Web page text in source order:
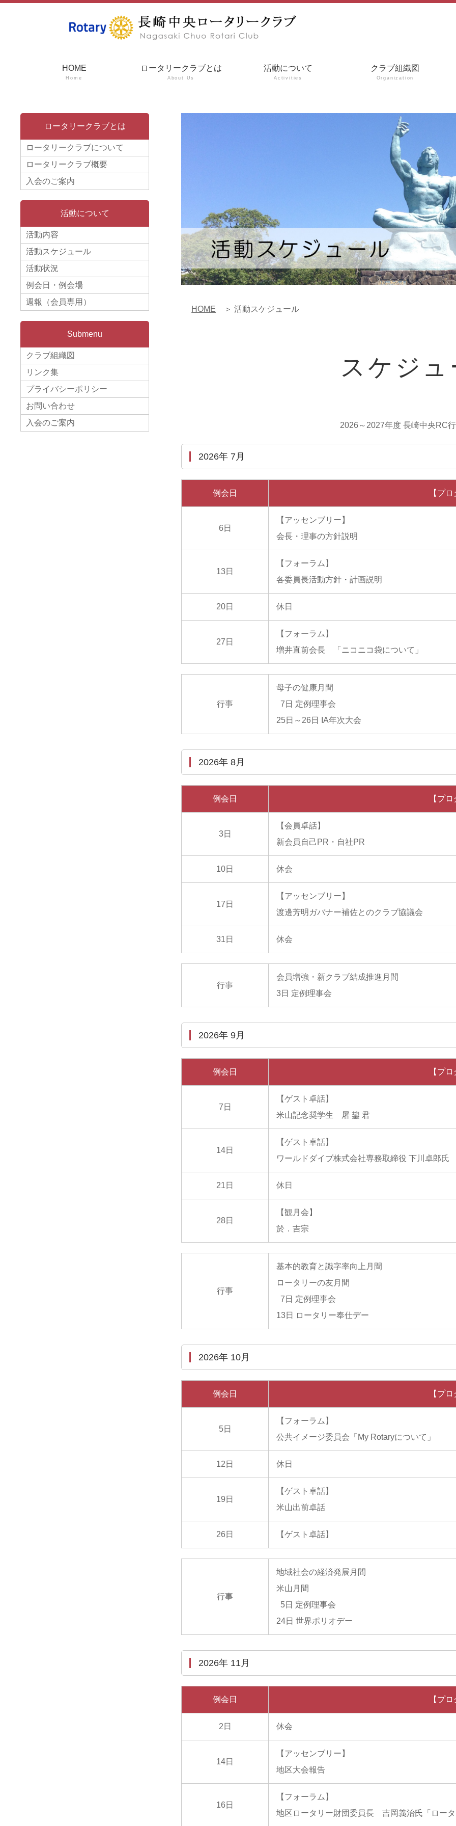
HOME
Home
ロータリークラブとは
About Us
活動について
Activities
クラブ組織図
Organization
HOME ＞ 活動スケジュール
スケジ
2026～2027年度 長崎中央RC
2026年 7月
例会日 【プ
6日
【アッセンブリー】
会長・理事の方針説明
13日
【フォーラム】
各委員長活動方針・計画説明
20日 休日
27日
【フォーラム】
増井直前会長 「ニコニコ袋について」
行事
母子の健康月間
7日 定例理事会
25日～26日 IA年次大会
2026年 8月
例会日 【プ
3日
【会員卓話】
新会員自己PR・自社PR
10日 休会
17日
【アッセンブリー】
渡邊芳明ガバナー補佐とのクラブ協議会
31日 休会
行事
会員増強・新クラブ結成推進月間
3日 定例理事会
2026年 9月
例会日 【プ
7日
【ゲスト卓話】
米山記念奨学生 屠 鋆 君
14日
【ゲスト卓話】
ワールドダイブ株式会社専務取締役 下川卓郎氏
21日 休日
28日
【観月会】
於．吉宗
行事
基本的教育と識字率向上月間
ロータリーの友月間
7日 定例理事会
13日 ロータリー奉仕デー
2026年 10月
例会日 【プ
5日
【フォーラム】
公共イメージ委員会「My Rotaryについて」
12日 休日
19日
【ゲスト卓話】
米山出前卓話
26日 【ゲスト卓話】
行事
地域社会の経済発展月間
米山月間
5日 定例理事会
24日 世界ポリオデー
2026年 11月
例会日 【プ
2日 休会
14日
【アッセンブリー】
地区大会報告
16日
【フォーラム】
地区ロータリー財団委員長 吉岡義治氏「ロータ
ロータリークラブとは
ロータリークラブについて
ロータリークラブ概要
入会のご案内
活動について
活動内容
活動スケジュール
活動状況
例会日・例会場
週報（会員専用）
Submenu
クラブ組織図
リンク集
プライバシーポリシー
お問い合わせ
入会のご案内